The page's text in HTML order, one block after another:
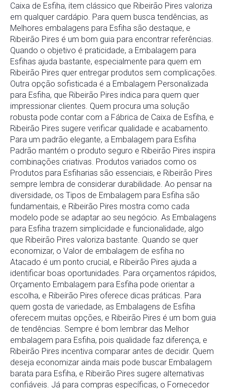
Caixa de Esfiha, item clássico que Ribeirão Pires valoriza
em qualquer cardápio. Para quem busca tendências, as
Melhores embalagens para Esfiha são destaque, e
Ribeirão Pires é um bom guia para encontrar referências.
Quando o objetivo é praticidade, a Embalagem para
Esfihas ajuda bastante, especialmente para quem em
Ribeirão Pires quer entregar produtos sem complicações.
Outra opção sofisticada é a Embalagem Personalizada
para Esfiha, que Ribeirão Pires indica para quem quer
impressionar clientes. Quem procura uma solução
robusta pode contar com a Fábrica de Caixa de Esfiha, e
Ribeirão Pires sugere verificar qualidade e acabamento.
Para um padrão elegante, a Embalagem para Esfiha
Padrão mantém o produto seguro e Ribeirão Pires inspira
combinações criativas. Produtos variados como os
Produtos para Esfiharias são essenciais, e Ribeirão Pires
sempre lembra de considerar durabilidade. Ao pensar na
diversidade, os Tipos de Embalagem para Esfiha são
fundamentais, e Ribeirão Pires mostra como cada
modelo pode se adaptar ao seu negócio. As Embalagens
para Esfiha trazem simplicidade e funcionalidade, algo
que Ribeirão Pires valoriza bastante. Quando se quer
economizar, o Valor de embalagem de esfiha no
Atacado é um ponto crucial, e Ribeirão Pires ajuda a
identificar boas oportunidades. Para orçamentos rápidos,
Orçamento Embalagem para Esfiha pode orientar a
escolha, e Ribeirão Pires oferece dicas práticas. Para
quem gosta de variedade, as Embalagens de Esfiha
oferecem muitas opções, e Ribeirão Pires é um bom guia
de tendências. Sempre é bom lembrar das Melhor
embalagem para Esfiha, pois qualidade faz diferença, e
Ribeirão Pires incentiva comparar antes de decidir. Quem
deseja economizar ainda mais pode buscar Embalagem
barata para Esfiha, e Ribeirão Pires sugere alternativas
confiáveis. Já para compras específicas, o Fornecedor